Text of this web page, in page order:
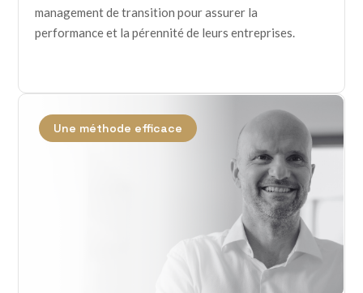
management de transition pour assurer la
performance et la pérennité de leurs entreprises.
Une méthode efficace